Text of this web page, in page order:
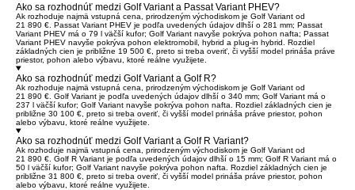
Ako sa rozhodnúť medzi Golf Variant a Passat Variant PHEV?
Ak rozhoduje najmä vstupná cena, prirodzeným východiskom je Golf Variant od
21 890 €. Passat Variant PHEV je podľa uvedených údajov dlhší o 281 mm; Passat
Variant PHEV má o 79 l väčší kufor; Golf Variant navyše pokrýva pohon nafta; Passat
Variant PHEV navyše pokrýva pohon elektromobil, hybrid a plug-in hybrid. Rozdiel
základných cien je približne 19 500 €, preto si treba overiť, či vyšší model prináša práve
priestor, pohon alebo výbavu, ktoré reálne využijete.
Ako sa rozhodnúť medzi Golf Variant a Golf R?
Ak rozhoduje najmä vstupná cena, prirodzeným východiskom je Golf Variant od
21 890 €. Golf Variant je podľa uvedených údajov dlhší o 340 mm; Golf Variant má o
237 l väčší kufor; Golf Variant navyše pokrýva pohon nafta. Rozdiel základných cien je
približne 30 100 €, preto si treba overiť, či vyšší model prináša práve priestor, pohon
alebo výbavu, ktoré reálne využijete.
Ako sa rozhodnúť medzi Golf Variant a Golf R Variant?
Ak rozhoduje najmä vstupná cena, prirodzeným východiskom je Golf Variant od
21 890 €. Golf R Variant je podľa uvedených údajov dlhší o 15 mm; Golf R Variant má o
50 l väčší kufor; Golf Variant navyše pokrýva pohon nafta. Rozdiel základných cien je
približne 31 800 €, preto si treba overiť, či vyšší model prináša práve priestor, pohon
alebo výbavu, ktoré reálne využijete.